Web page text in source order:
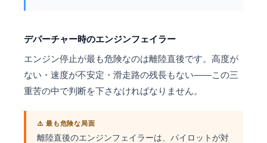
デパーチャー時のエンジンフェイラー
エンジン停止が最も危険なのは離陸直後です。高度が
ない・速度が不安定・滑走路の残長もない——この三
重苦の中で判断を下さなければなりません。
⚠️ 最も危険な局面
離陸直後のエンジンフェイラーは、パイロットが対